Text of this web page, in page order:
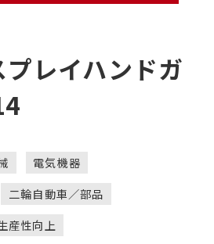
く
レイハンドガ
電気機器
二輪自動車／部品
産性向上